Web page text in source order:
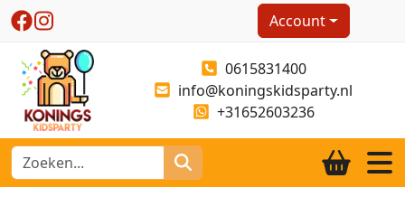
Account
0615831400
info@koningskidsparty.nl
+31652603236